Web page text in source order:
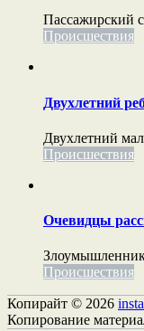
Пассажирский
Происшествия
Двухлетний
Двухлетний
Происшествия
Очевидцы
Происшествия
Копирайт © 2026
Копирование